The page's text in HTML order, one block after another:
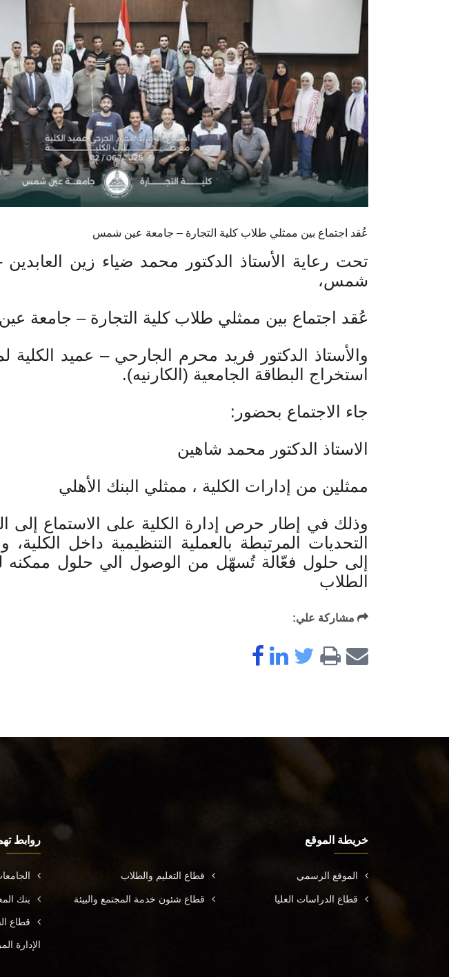
عُقد اجتماع بين ممثلي طلاب كلية التجارة – جامعة عين شمس
تحت رعاية الأستاذ الدكتور محمد ضياء زين
شمس،
عُقد اجتماع بين ممثلي طلاب كلية التجارة – جامعة
والأستاذ الدكتور فريد محرم الجارحي – عميد
استخراج البطاقة الجامعية (الكارنيه).
جاء الاجتماع بحضور:
الاستاذ الدكتور محمد شاهين
ممثلين من إدارات الكلية ، ممثلي البنك الأهلي
وذلك في إطار حرص إدارة الكلية على الاستماع إلى
التحديات المرتبطة بالعملية التنظيمية داخل
إلى حلول فعّالة تُسهّل من الوصول الي حلول ممكنه
الطلاب
مشاركة علي:
خريطة الموقع
الموقع الرسمي قطاع التعليم والطلاب
قطاع الدراسات العليا قطاع شئون خدمة المجتمع والبيئة
روابط
بنك
قطاع
الإدارة